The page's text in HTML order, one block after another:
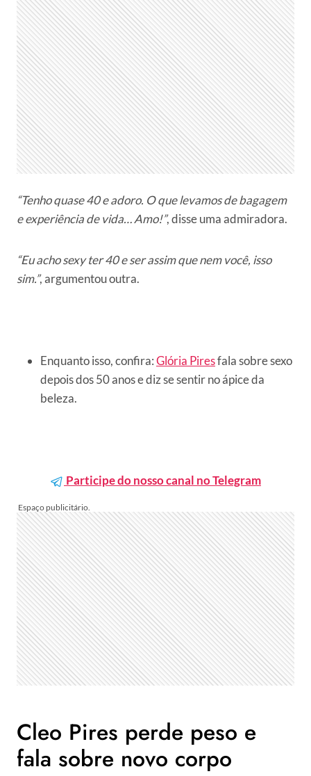
“Tenho quase 40 e adoro. O que levamos de bagagem
e experiência de vida… Amo!”, disse uma admiradora.
“Eu acho sexy ter 40 e ser assim que nem você, isso
sim.”, argumentou outra.
Enquanto isso, confira:Glória Piresfala sobre sexo
depois dos 50 anos e diz se sentir no ápice da
beleza.
Participe do nosso canal no Telegram
Cleo Pires perde peso e
fala sobre novo corpo